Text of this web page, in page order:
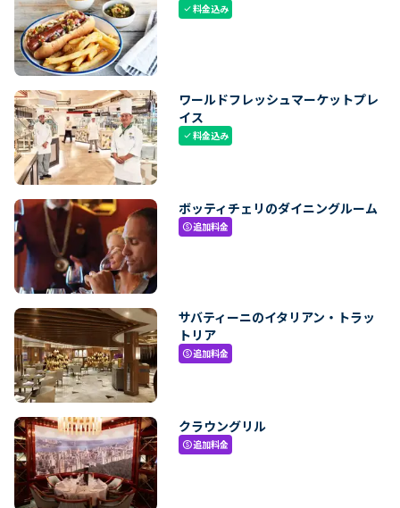
check料金込み
ワールドフレッシュマーケットプレ
イス
check料金込み
ボッティチェリのダイニングルーム
paid追加料金
サバティーニのイタリアン・トラッ
トリア
paid追加料金
クラウングリル
paid追加料金